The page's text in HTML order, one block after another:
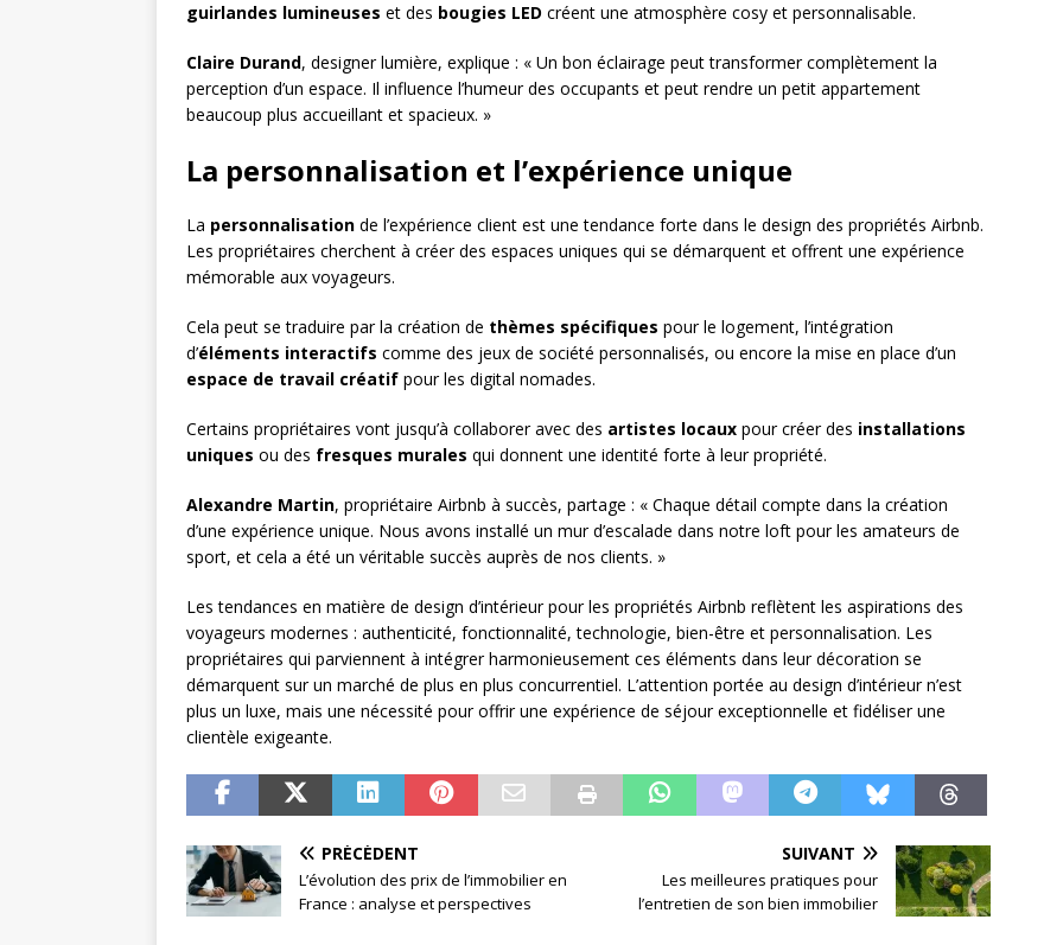
guirlandes lumineuses et des bougies LED créent une atmosphère cosy et personnalisable.
Claire Durand, designer lumière, explique : « Un bon éclairage peut transformer complètement la
perception d’un espace. Il influence l’humeur des occupants et peut rendre un petit appartement
beaucoup plus accueillant et spacieux. »
La personnalisation et l’expérience unique
La personnalisation de l’expérience client est une tendance forte dans le design des propriétés Airbnb.
Les propriétaires cherchent à créer des espaces uniques qui se démarquent et offrent une expérience
mémorable aux voyageurs.
Cela peut se traduire par la création de thèmes spécifiques pour le logement, l’intégration
d’éléments interactifs comme des jeux de société personnalisés, ou encore la mise en place d’un
espace de travail créatif pour les digital nomades.
Certains propriétaires vont jusqu’à collaborer avec des artistes locaux pour créer des installations
uniques ou des fresques murales qui donnent une identité forte à leur propriété.
Alexandre Martin, propriétaire Airbnb à succès, partage : « Chaque détail compte dans la création
d’une expérience unique. Nous avons installé un mur d’escalade dans notre loft pour les amateurs de
sport, et cela a été un véritable succès auprès de nos clients. »
Les tendances en matière de design d’intérieur pour les propriétés Airbnb reflètent les aspirations des
voyageurs modernes : authenticité, fonctionnalité, technologie, bien-être et personnalisation. Les
propriétaires qui parviennent à intégrer harmonieusement ces éléments dans leur décoration se
démarquent sur un marché de plus en plus concurrentiel. L’attention portée au design d’intérieur n’est
plus un luxe, mais une nécessité pour offrir une expérience de séjour exceptionnelle et fidéliser une
clientèle exigeante.
PRÉCÉDENT
L’évolution des prix de l’immobilier en
France : analyse et perspectives
SUIVANT
Les meilleures pratiques pour
l’entretien de son bien immobilier